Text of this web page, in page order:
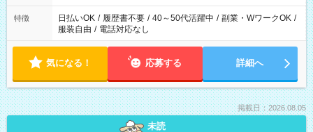
特徴 日払いOK / 履歴書不要 / 40～50代活躍中 / 副業・WワークOK /
服装自由 / 電話対応なし
気になる！ 応募する 詳細へ
掲載日：2026.08.05
未読